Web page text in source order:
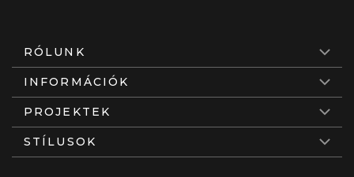
RÓLUNK
INFORMÁCIÓK
PROJEKTEK
STÍLUSOK